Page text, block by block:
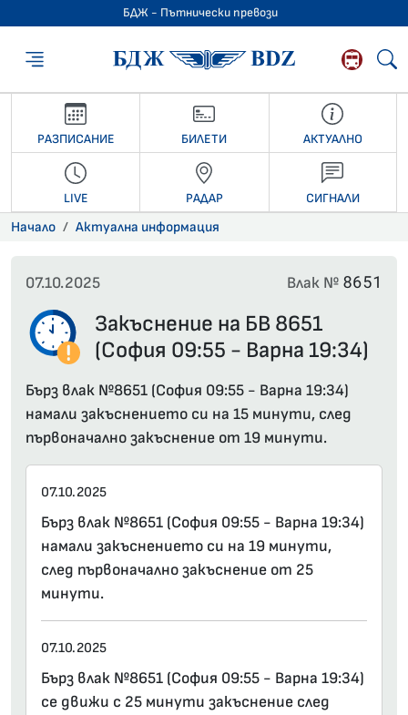
БДЖ - Пътнически превози
БДЖ -
РАЗПИСАНИЕ БИЛЕТИ АКТУАЛНО
LIVE РАДАР СИГНАЛИ
Начало Актуална информация
07.10.2025 Влак № 8651
Закъснение на БВ 8651
(София 09:55 - Варна 19:34)
Бърз влак №8651 (София 09:55 - Варна 19:34)
намали закъснението си на 15 минути, след
първоначално закъснение от 19 минути.
07.10.2025
Бърз влак №8651 (София 09:55 - Варна 19:34)
намали закъснението си на 19 минути,
след първоначално закъснение от 25
минути.
07.10.2025
Бърз влак №8651 (София 09:55 - Варна 19:34)
се движи с 25 минути закъснение след